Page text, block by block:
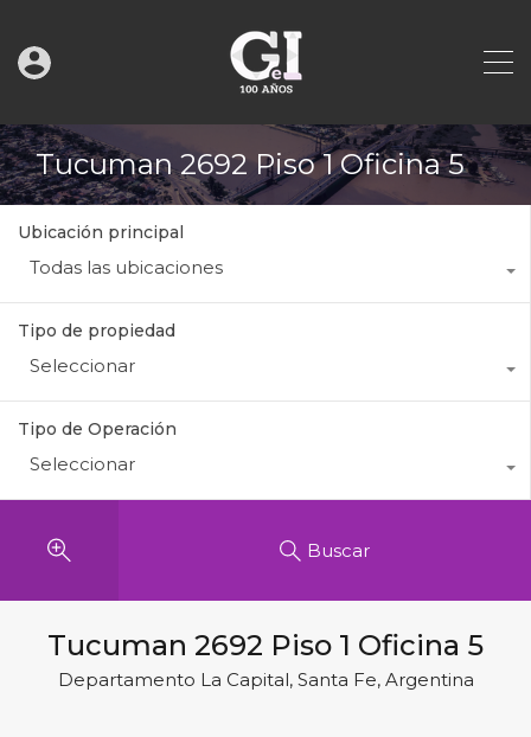
Tucuman 2692 Piso 1 Oficina 5
Ubicación principal
Todas las ubicaciones
Tipo de propiedad
Seleccionar
Tipo de Operación
Seleccionar
Buscar
Tucuman 2692 Piso 1 Oficina 5
Departamento La Capital, Santa Fe, Argentina